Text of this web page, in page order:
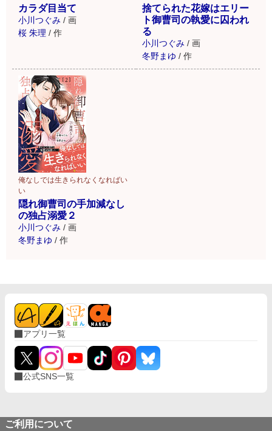
カラダ目当て
小川つぐみ / 画
桜 朱理 / 作
捨てられた花嫁はエリー
ト御曹司の執愛に囚われ
る
小川つぐみ / 画
冬野まゆ / 作
俺なしでは生きられなくなればい
い
隠れ御曹司の手加減なし
の独占溺愛２
小川つぐみ / 画
冬野まゆ / 作
アプリ一覧
公式SNS一覧
ご利用について